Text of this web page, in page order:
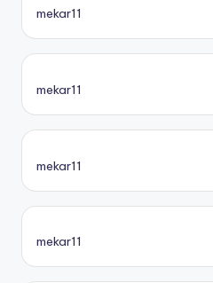
mekar11
mekar11
mekar11
mekar11